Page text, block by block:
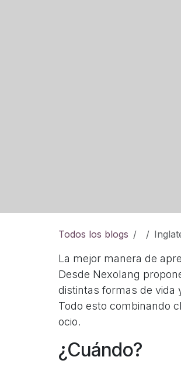
Todos los blogs
La mejor manera de
Desde Nexolang
distintas formas de vida
Todo esto combinando
ocio.
¿Cuándo?